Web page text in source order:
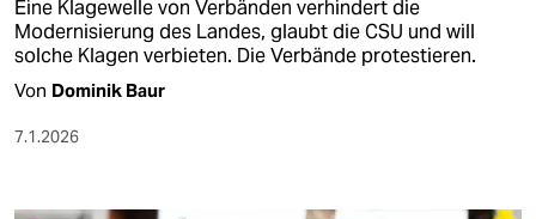
veranstaltungen
shop
fragen & hilfe
Eine Klagewelle von Verbänden verhindert die
Modernisierung des Landes, glaubt die CSU und will
solche Klagen verbieten. Die Verbände protestieren.
Von Dominik Baur
7.1.2026